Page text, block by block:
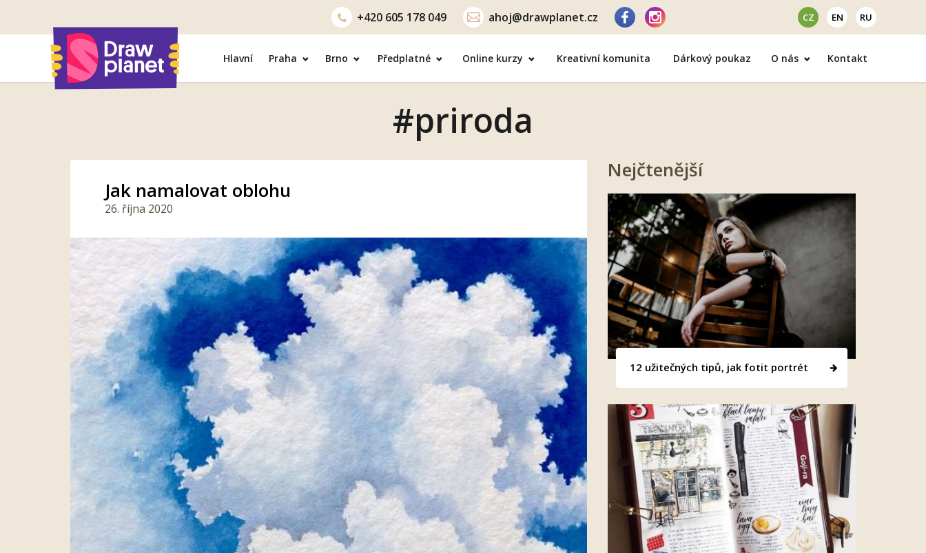
+420 605 178 049 ahoj@drawplanet.cz CZ EN RU
Hlavní Praha Brno Předplatné Online kurzy Kreativní komunita Dárkový poukaz O nás Kontakt
#priroda
Jak namalovat oblohu
26. října 2020
Nejčtenější
12 užitečných tipů, jak fotit portrét